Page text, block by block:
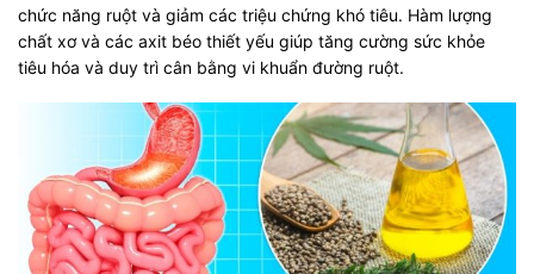
chức năng ruột và giảm các triệu chứng khó tiêu. Hàm lượng
chất xơ và các axit béo thiết yếu giúp tăng cường sức khỏe
tiêu hóa và duy trì cân bằng vi khuẩn đường ruột.